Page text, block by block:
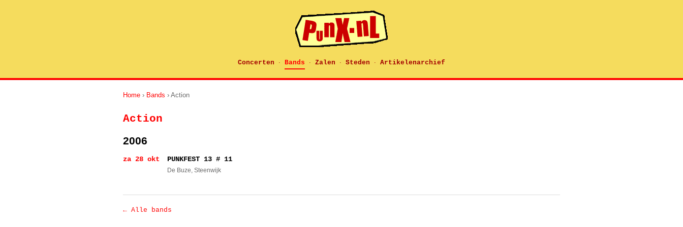
Concerten · Bands · Zalen · Steden · Artikelenarchief
Home › Bands › Action
Action
2006
za 28 okt PUNKFEST 13 # 11
De Buze, Steenwijk
← Alle bands